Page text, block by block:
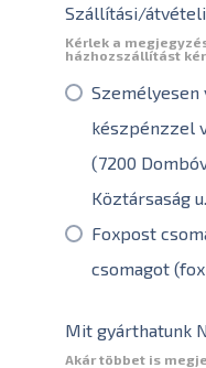
Szállítási/
Kérlek a
házhozszállítást
Személyesen
készpénzzel
(7200
Köztársaság
Foxpost
csomagot
Mit gyárthatunk
Akár többet is